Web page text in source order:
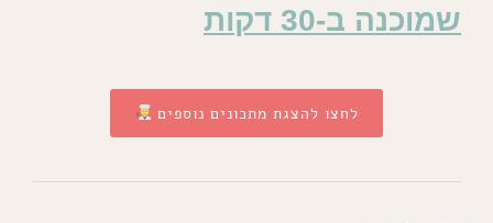
שמוכנה ב-30 דקות
לחצו להצגת מתכונים נוספים